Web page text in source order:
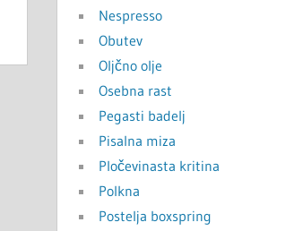
Nespresso
Obutev
Oljčno olje
Osebna rast
Pegasti badelj
Pisalna miza
Pločevinasta kritina
Polkna
Postelja boxspring